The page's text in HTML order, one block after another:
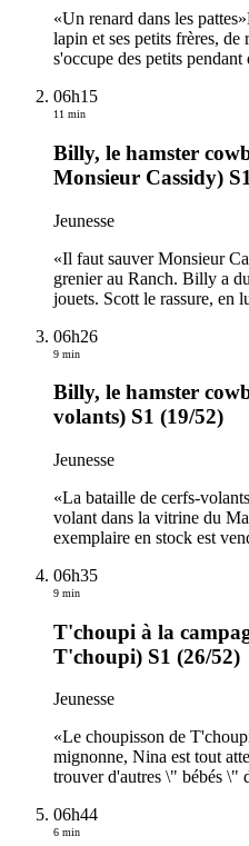
«Un renard dans les
lapin et ses petits frères,
s'occupe des petits
06h15
11 min
Billy, le hamster
Monsieur Cassidy)
Jeunesse
«Il faut sauver Monsieur
grenier au Ranch. Billy a
jouets. Scott le rassure, en
06h26
9 min
Billy, le hamster
volants) S1 (19/52)
Jeunesse
«La bataille de cerfs-
volant dans la vitrine du
exemplaire en stock est
06h35
9 min
T'choupi à la
T'choupi) S1 (26/52)
Jeunesse
«Le choupisson de
mignonne, Nina est tout
trouver d'autres \" bébés \"
06h44
6 min